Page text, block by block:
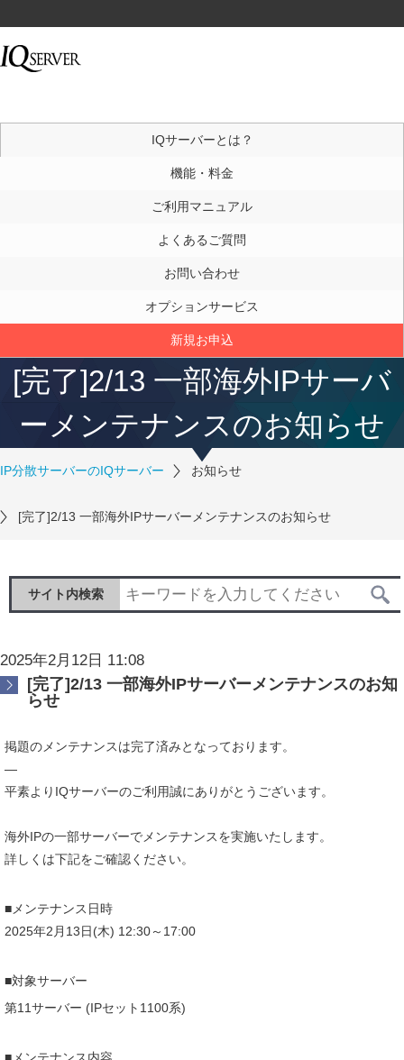
IQサーバーとは？
機能・料金
ご利用マニュアル
よくあるご質問
お問い合わせ
オプションサービス
新規お申込
[完了]2/13 一部海外IPサーバ
ーメンテナンスのお知らせ
IP分散サーバーのIQサーバー お知らせ
[完了]2/13 一部海外IPサーバーメンテナンスのお知らせ
サイト内検索
2025年2月12日 11:08
[完了]2/13 一部海外IPサーバーメンテナンスのお知
らせ
掲題のメンテナンスは完了済みとなっております。
—
平素よりIQサーバーのご利用誠にありがとうございます。
海外IPの一部サーバーでメンテナンスを実施いたします。
詳しくは下記をご確認ください。
■メンテナンス日時
2025年2月13日(木) 12:30～17:00
■対象サーバー
第11サーバー (IPセット1100系)